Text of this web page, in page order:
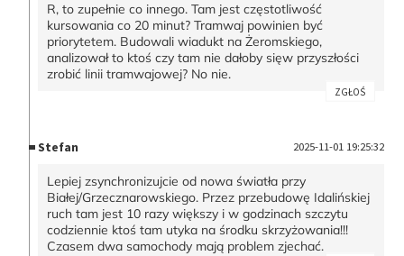
R, to zupełnie co innego. Tam jest częstotliwość
kursowania co 20 minut? Tramwaj powinien być
priorytetem. Budowali wiadukt na Żeromskiego,
analizował to ktoś czy tam nie dałoby sięw przyszłości
zrobić linii tramwajowej? No nie.
ZGŁOŚ
Stefan 2025-11-01 19:25:32
Lepiej zsynchronizujcie od nowa światła przy
Białej/Grzecznarowskiego. Przez przebudowę Idalińskiej
ruch tam jest 10 razy większy i w godzinach szczytu
codziennie ktoś tam utyka na środku skrzyżowania!!!
Czasem dwa samochody mają problem zjechać.